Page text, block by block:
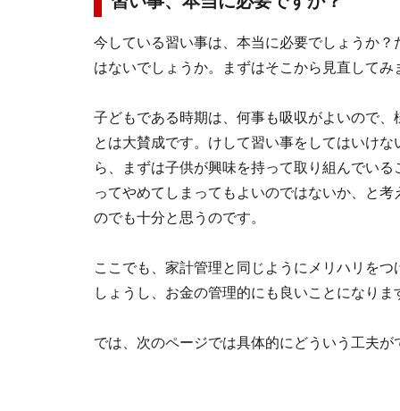
今している習い事は、本当に必要でしょうか
はないでしょうか。まずはそこから見直してみ
子どもである時期は、何事も吸収がよいので
とは大賛成です。けして習い事をしてはいけ
ら、まずは子供が興味を持って取り組んでい
ってやめてしまってもよいのではないか、と
のでも十分と思うのです。
ここでも、家計管理と同じようにメリハリを
しょうし、お金の管理的にも良いことになりま
では、次のページでは具体的にどういう工夫